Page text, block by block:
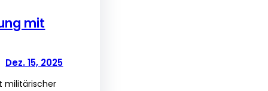
mit
Dez. 15, 2025
militärischer